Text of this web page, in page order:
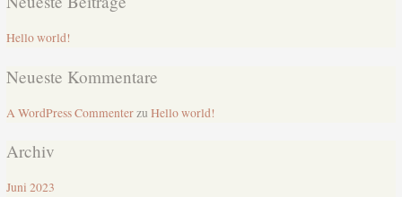
Hello world!
Neueste Kommentare
A WordPress CommenterzuHello world!
Archiv
Juni 2023